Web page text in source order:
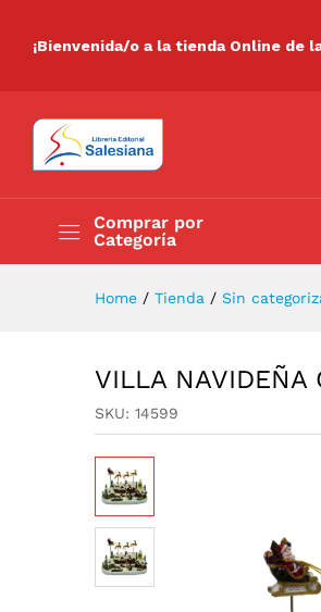
¡Bienvenida/o a la tienda Online de
Comprar por
Categoría
Promociones
Home / Tienda / Sin
VILLA NAVIDEÑA
SKU: 14599